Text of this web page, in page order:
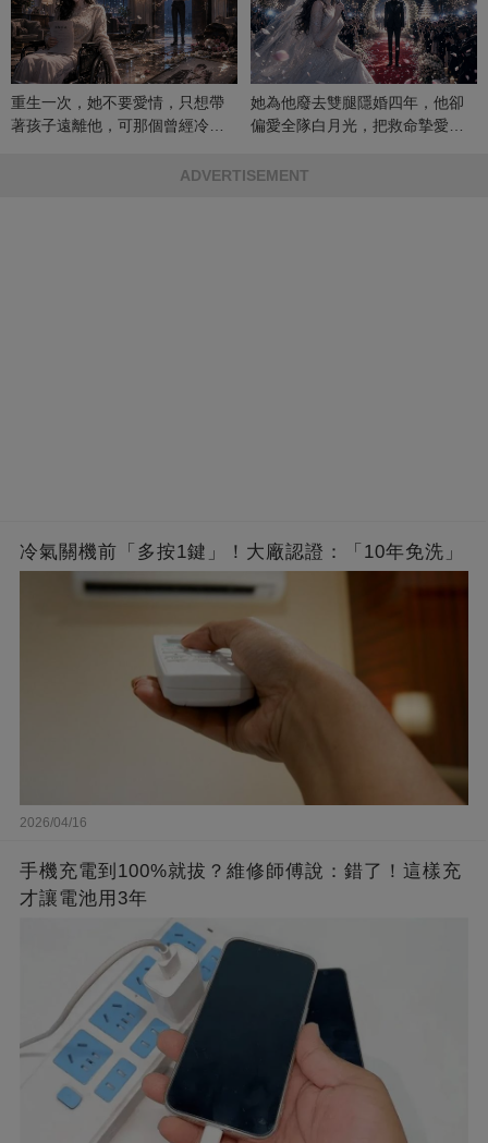
重生一次，她不要愛情，只想帶
著孩子遠離他，可那個曾經冷漠
她為他廢去雙腿隱婚四年，他卻
偏愛全隊白月光，把救命摯愛當
ADVERTISEMENT
冷氣關機前「多按1鍵」！大廠認證：「10年免洗」
2026/04/16
手機充電到100%就拔？維修師傅說：錯了！這樣充
才讓電池用3年